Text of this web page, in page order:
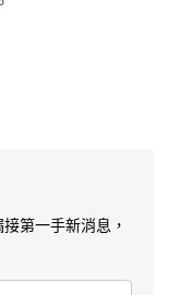
第一手新消息，